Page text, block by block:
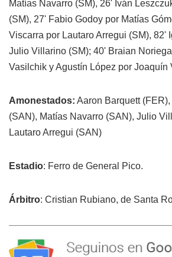
Matías Navarro (SM), 26' Iván
(SM), 27' Fabio Godoy por Matías
Viscarra por Lautaro Arregui (SM), 82'
Julio Villarino (SM); 40' Braian
Vasilchik y Agustín López por Joaquín
Amonestados: Aaron Barquett
(SAN), Matías Navarro (SAN), Julio
Lautaro Arregui (SAN)
Estadio: Ferro de General Pico.
Árbitro: Cristian Rubiano, de Santa